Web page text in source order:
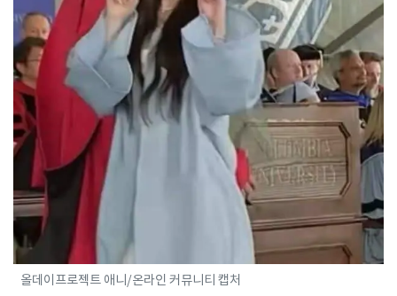
올데이프로젝트 애니/온라인 커뮤니티 캡처